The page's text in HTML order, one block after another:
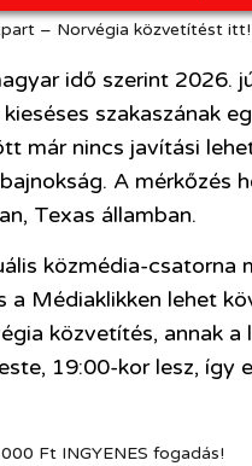
– Norvégia közvetítést itt!
idő szerint 2026.
szakaszának
már nincs javítási
A mérkőzés
Texas államban.
közmédia-csatorna
Médiaklikken lehet
közvetítés, annak a
19:00-kor lesz, így
Ft INGYENES fogadás!